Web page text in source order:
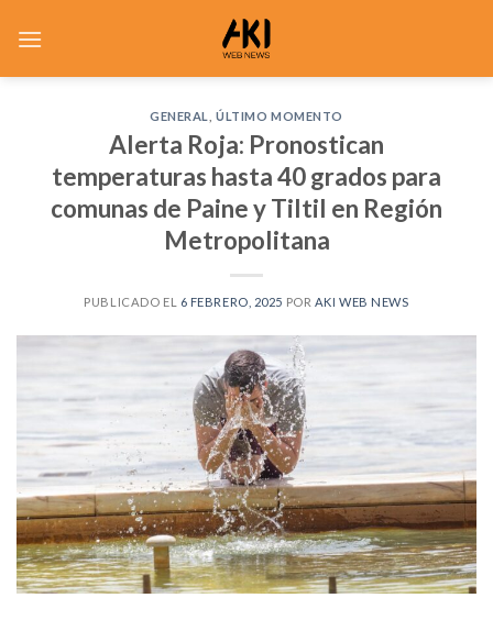
GENERAL ,ÚLTIMO MOMENTO
Alerta Roja: Pronostican
temperaturas hasta 40 grados para
comunas de Paine y Tiltil en Región
Metropolitana
PUBLICADO EL 6 FEBRERO, 2025 POR AKI WEB NEWS